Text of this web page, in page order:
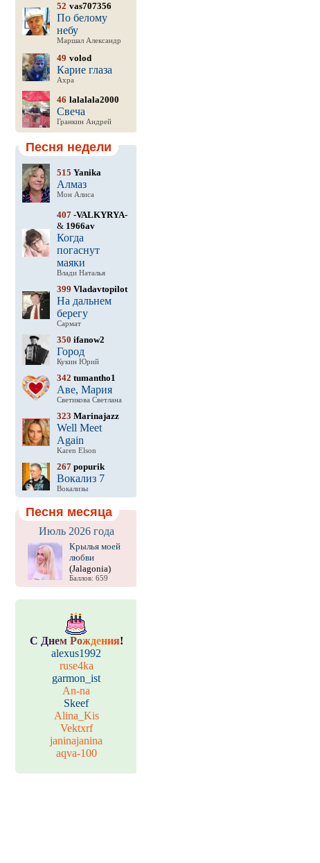
52 vas707356
По белому
небу
Маршал Александр
49 volod
Карие глаза
Ахра
46 lalalala2000
Свеча
Гранкин Андрей
Песня недели
515 Yanika
Алмаз
Мон Алиса
407-VALKYRYA-
& 1966av
Когда
погаснут
маяки
Влади Наталья
399 Vladavtopilot
На дальнем
берегу
Сармат
350 ifanow2
Город
Кукин Юрий
342 tumantho1
Аве, Мария
Светикова Светлана
323 Marinajazz
Well Meet
Again
Karen Elson
267popurik
Вокализ 7
Вокализы
Песня месяца
Июль 2026 года
Крылья моей
любви
(Jalagonia)
Баллов: 659
С Днем Рождения!
alexus1992
ruse4ka
garmon_ist
An-na
Skeef
Alina_Kis
Vektxrf
janinajanina
aqva-100